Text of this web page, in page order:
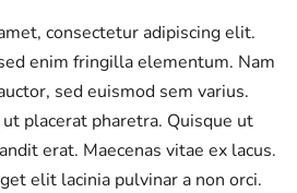
consectetur adipiscing elit.
enim fringilla elementum. Nam
sed euismod sem varius.
placerat pharetra. Quisque ut
erat. Maecenas vitae ex lacus.
elit lacinia pulvinar a non orci.